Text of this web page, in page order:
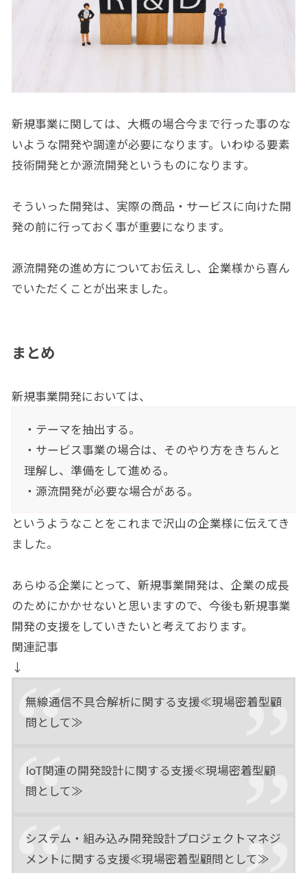
新規事業に関しては、大概の場合今まで行った事のな
いような開発や調達が必要になります。いわゆる要素
技術開発とか源流開発というものになります。
そういった開発は、実際の商品・サービスに向けた開
発の前に行っておく事が重要になります。
源流開発の進め方についてお伝えし、企業様から喜ん
でいただくことが出来ました。
まとめ
新規事業開発においては、
・テーマを抽出する。
・サービス事業の場合は、そのやり方をきちんと
理解し、準備をして進める。
・源流開発が必要な場合がある。
というようなことをこれまで沢山の企業様に伝えてき
ました。
あらゆる企業にとって、新規事業開発は、企業の成長
のためにかかせないと思いますので、今後も新規事業
開発の支援をしていきたいと考えております。
関連記事
↓
無線通信不具合解析に関する支援≪現場密着型顧
問として≫
IoT関連の開発設計に関する支援≪現場密着型顧
問として≫
システム・組み込み開発設計プロジェクトマネジ
メントに関する支援≪現場密着型顧問として≫